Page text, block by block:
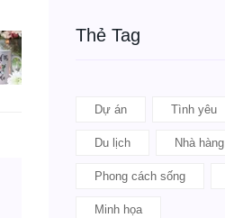
Thẻ Tag
Dự án Tình yêu
Du lịch Nhà hàng
Phong cách sống
Minh họa